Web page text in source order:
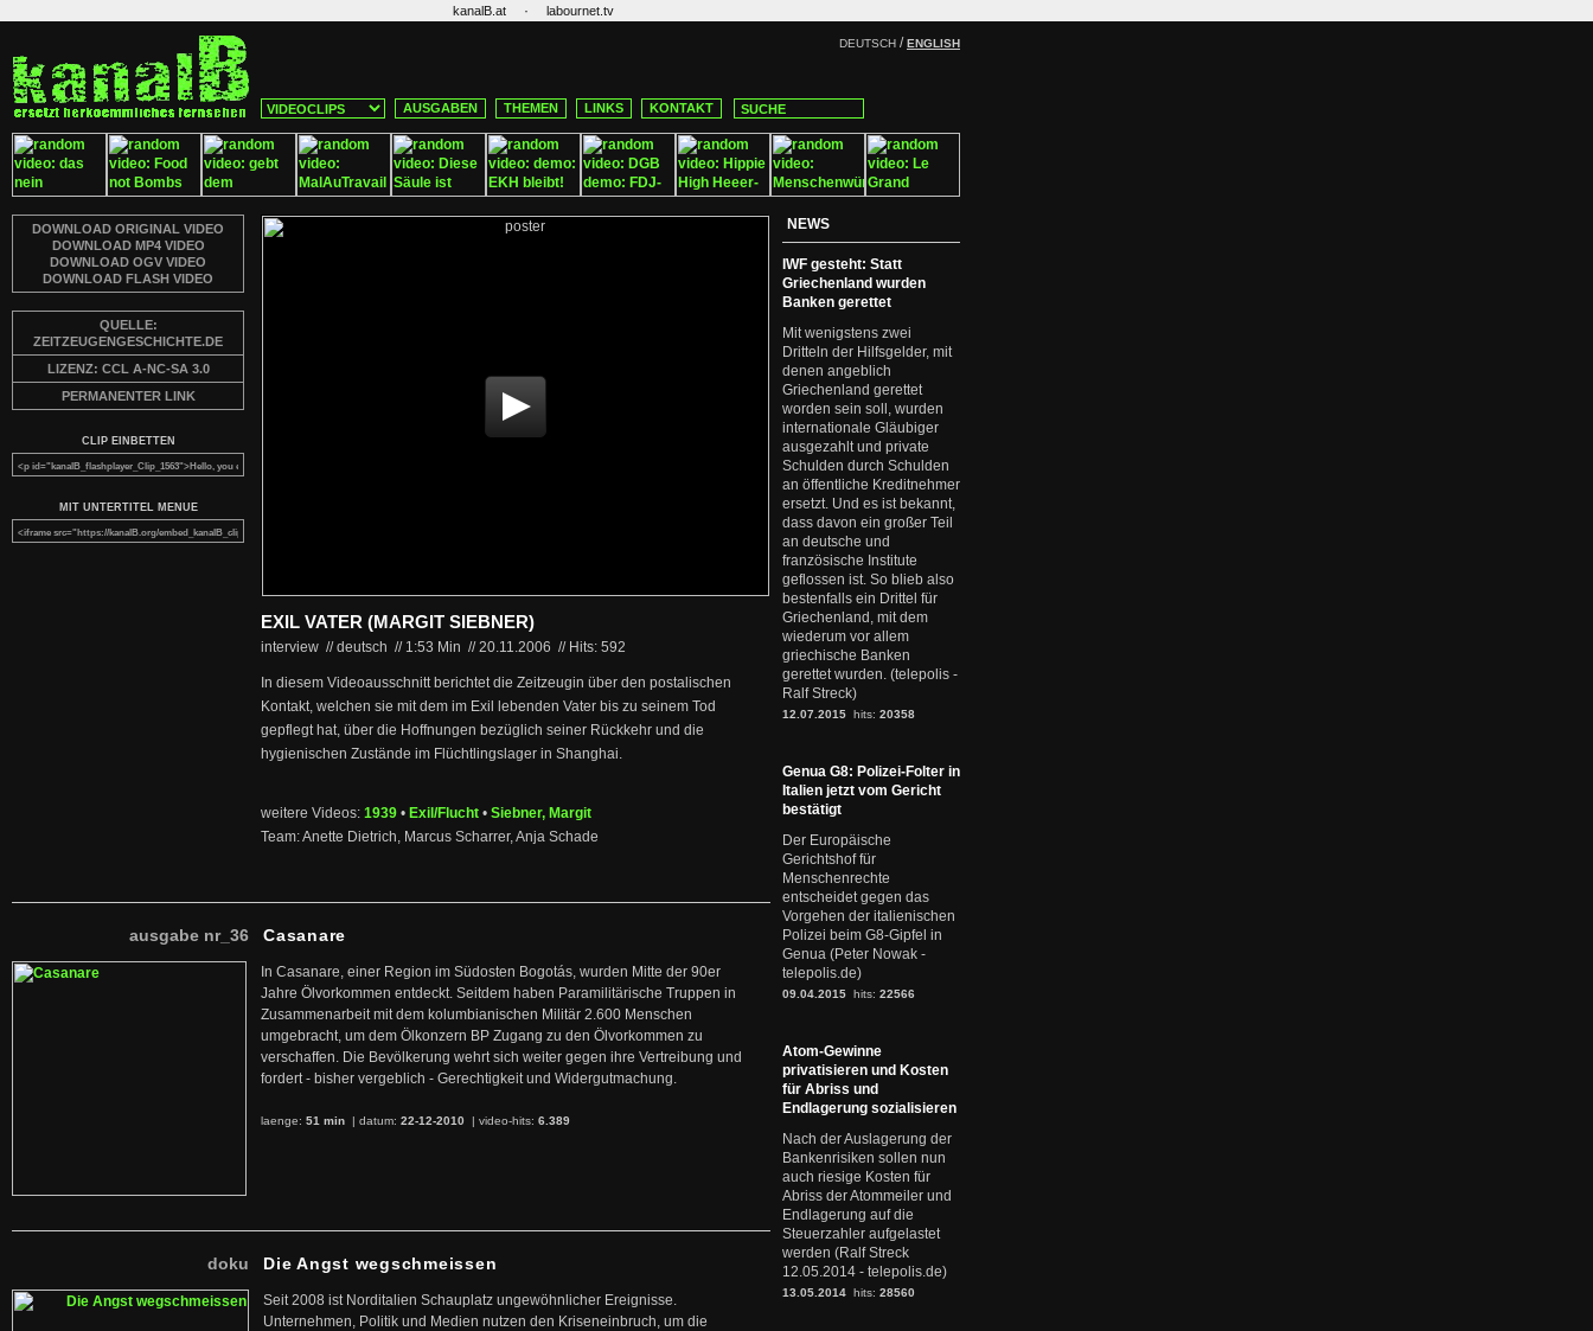
kanalB.at · labournet.tv
DEUTSCH /ENGLISH
AUSGABEN THEMEN LINKS KONTAKT
DOWNLOAD ORIGINAL VIDEO
DOWNLOAD MP4 VIDEO
DOWNLOAD OGV VIDEO
DOWNLOAD FLASH VIDEO
QUELLE:
ZEITZEUGENGESCHICHTE.DE
LIZENZ: CCL A-NC-SA 3.0
PERMANENTER LINK
CLIP EINBETTEN
MIT UNTERTITEL MENUE
EXIL VATER (MARGIT SIEBNER)
interview // deutsch // 1:53 Min //20.11.2006 // Hits: 592
In diesem Videoausschnitt berichtet die Zeitzeugin über den postalischen
Kontakt, welchen sie mit dem im Exil lebenden Vater bis zu seinem Tod
gepflegt hat, über die Hoffnungen bezüglich seiner Rückkehr und die
hygienischen Zustände im Flüchtlingslager in Shanghai.
weitere Videos: 1939 • Exil/Flucht • Siebner, Margit
Team: Anette Dietrich, Marcus Scharrer, Anja Schade
ausgabe nr_36 Casanare
In Casanare, einer Region im Südosten Bogotás, wurden Mitte der 90er
Jahre Ölvorkommen entdeckt. Seitdem haben Paramilitärische Truppen in
Zusammenarbeit mit dem kolumbianischen Militär 2.600 Menschen
umgebracht, um dem Ölkonzern BP Zugang zu den Ölvorkommen zu
verschaffen. Die Bevölkerung wehrt sich weiter gegen ihre Vertreibung und
fordert - bisher vergeblich - Gerechtigkeit und Widergutmachung.
laenge: 51 min | datum: 22-12-2010 | video-hits: 6.389
doku Die Angst wegschmeissen
Seit 2008 ist Norditalien Schauplatz ungewöhnlicher Ereignisse.
Unternehmen, Politik und Medien nutzen den Kriseneinbruch, um die
NEWS
IWF gesteht: Statt
Griechenland wurden
Banken gerettet
Mit wenigstens zwei
Dritteln der Hilfsgelder, mit
denen angeblich
Griechenland gerettet
worden sein soll, wurden
internationale Gläubiger
ausgezahlt und private
Schulden durch Schulden
an öffentliche Kreditnehmer
ersetzt. Und es ist bekannt,
dass davon ein großer Teil
an deutsche und
französische Institute
geflossen ist. So blieb also
bestenfalls ein Drittel für
Griechenland, mit dem
wiederum vor allem
griechische Banken
gerettet wurden. (telepolis -
Ralf Streck)
12.07.2015 hits: 20358
Genua G8: Polizei-Folter in
Italien jetzt vom Gericht
bestätigt
Der Europäische
Gerichtshof für
Menschenrechte
entscheidet gegen das
Vorgehen der italienischen
Polizei beim G8-Gipfel in
Genua (Peter Nowak -
telepolis.de)
09.04.2015 hits: 22566
Atom-Gewinne
privatisieren und Kosten
für Abriss und
Endlagerung sozialisieren
Nach der Auslagerung der
Bankenrisiken sollen nun
auch riesige Kosten für
Abriss der Atommeiler und
Endlagerung auf die
Steuerzahler aufgelastet
werden (Ralf Streck
12.05.2014 - telepolis.de)
13.05.2014 hits: 28560